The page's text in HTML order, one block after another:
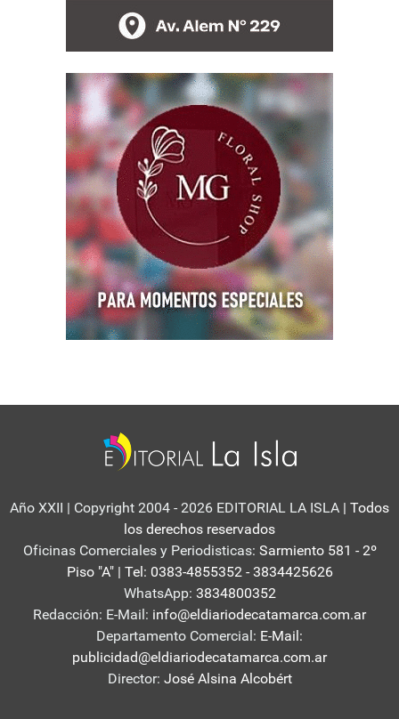
Año XXII | Copyright 2004 - 2026 EDITORIAL LA ISLA | Todos
los derechos reservados
Oficinas Comerciales y Periodisticas: Sarmiento 581 - 2º
Piso "A" | Tel: 0383-4855352 - 3834425626
WhatsApp: 3834800352
Redacción: E-Mail: info@eldiariodecatamarca.com.ar
Departamento Comercial: E-Mail:
publicidad@eldiariodecatamarca.com.ar
Director: José Alsina Alcobért